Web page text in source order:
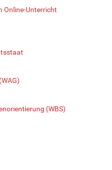
Online-Unterricht
(WBS)